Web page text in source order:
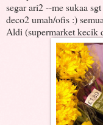
segar ari2 --me sukaa
deco2 umah/ofis :)
Aldi (supermarket kecik